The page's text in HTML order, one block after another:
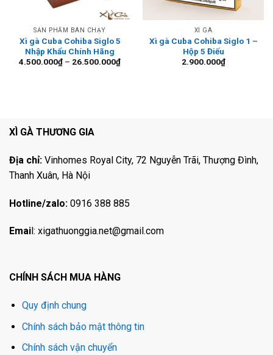
SẢN PHẨM BÁN CHẠY
Xì gà Cuba Cohiba Siglo 5
Nhập Khẩu Chính Hãng
4.500.000₫ – 26.500.000₫Khoảng
XÌ GÀ
Xì gà Cuba Cohiba Siglo 1 –
Hộp 5 Điếu
2.900.000₫
XÌ GÀ THƯƠNG GIA
Địa chỉ: Vinhomes Royal City, 72 Nguyễn Trãi, Thượng Đình,
Thanh Xuân, Hà Nội
Hotline/zalo: 0916 388 885
Emai l: xigathuonggia.net@gmail.com
CHÍNH SÁCH MUA HÀNG
Quy định chung
Chính sách bảo mật thông tin
Chính sách vận chuyển